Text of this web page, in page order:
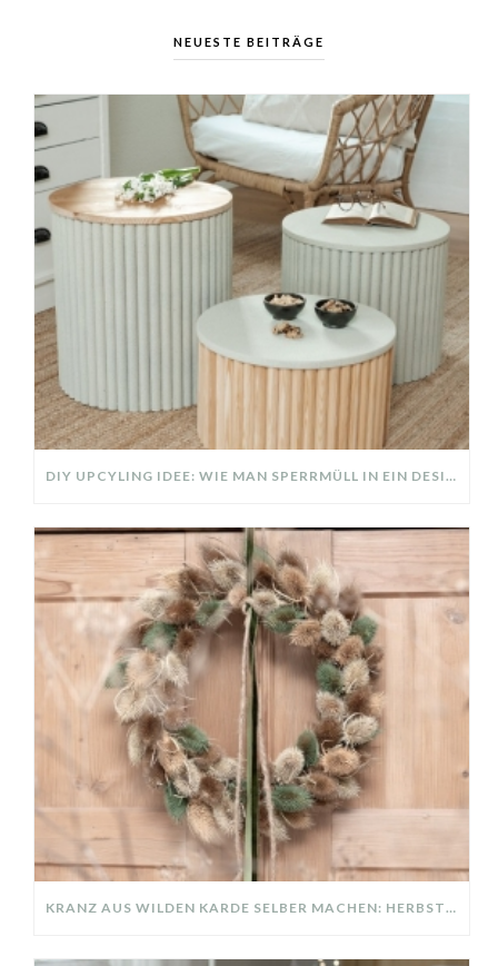
NEUESTE BEITRÄGE
DIY UPCYLING IDEE: WIE MAN SPERRMÜLL IN EIN DESIGNER TEIL VERWANDELT
KRANZ AUS WILDEN KARDE SELBER MACHEN: HERBSTDEKO GANZ EINFACH